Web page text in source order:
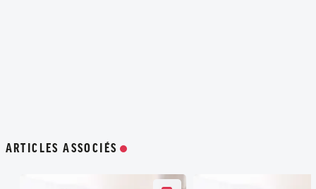
ARTICLES ASSOCIÉS